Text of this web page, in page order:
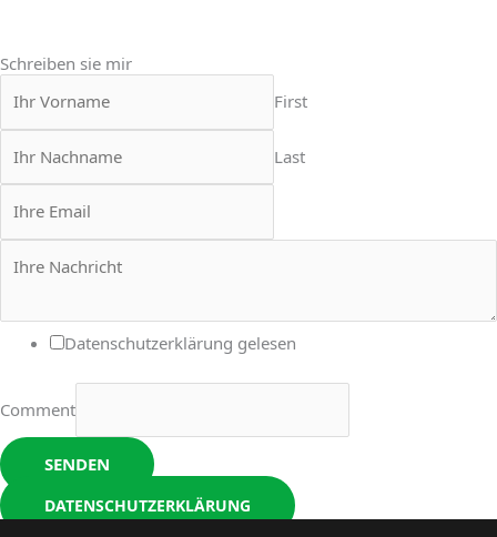
Schreiben sie mir
First
Last
Datenschutzerklärung gelesen
Comment
SENDEN
DATENSCHUTZERKLÄRUNG